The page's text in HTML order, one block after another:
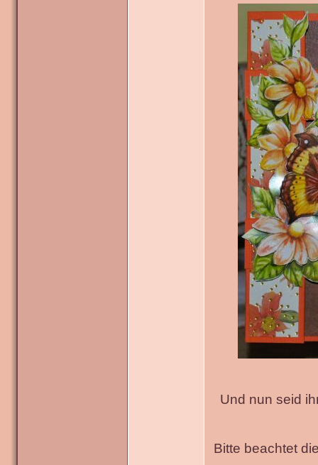
Und nun seid
Bitte beachtet